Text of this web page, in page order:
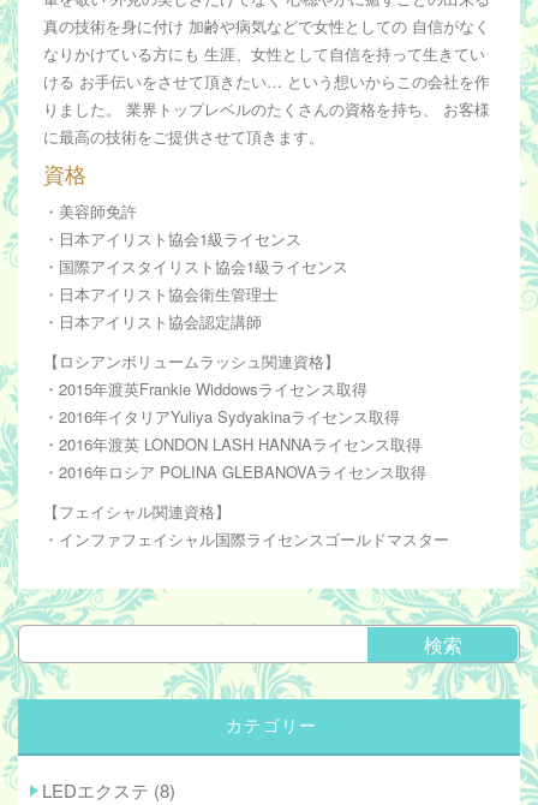
真の技術を身に付け 加齢や病気などで女性としての 自信がなく
なりかけている方にも 生涯、女性として自信を持って生きてい
ける お手伝いをさせて頂きたい… という想いからこの会社を作
りました。 業界トップレベルのたくさんの資格を持ち、 お客様
に最高の技術をご提供させて頂きます。
資格
・美容師免許
・日本アイリスト協会1級ライセンス
・国際アイスタイリスト協会1級ライセンス
・日本アイリスト協会衛生管理士
・日本アイリスト協会認定講師
【ロシアンボリュームラッシュ関連資格】
・2015年渡英Frankie Widdowsライセンス取得
・2016年イタリアYuliya Sydyakinaライセンス取得
・2016年渡英 LONDON LASH HANNAライセンス取得
・2016年ロシア POLINA GLEBANOVAライセンス取得
【フェイシャル関連資格】
・インファフェイシャル国際ライセンスゴールドマスター
カテゴリー
LEDエクステ (8)